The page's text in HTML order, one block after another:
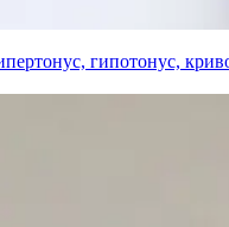
гипотонус,